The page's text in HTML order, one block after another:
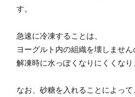
す。
急速に冷凍することは、
ヨーグルト内の組織を壊しません
解凍時に水っぽくなりにくくなり
なお、砂糖を入れることによって